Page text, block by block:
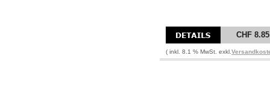
CHF 8.85
( inkl. 8.1 % MwSt. exkl.